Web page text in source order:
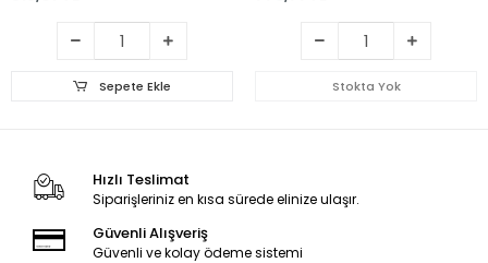
Sepete Ekle Stokta Yok
Hızlı Teslimat
Siparişleriniz en kısa sürede elinize ulaşır.
Güvenli Alışveriş
Güvenli ve kolay ödeme sistemi